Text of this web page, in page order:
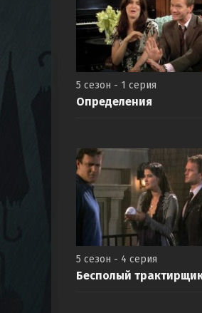
5 сезон - 1 серия
Определения
5 сезон - 4 серия
Бесполый